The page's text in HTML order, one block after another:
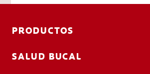
PRODUCTOS
SALUD BUCAL